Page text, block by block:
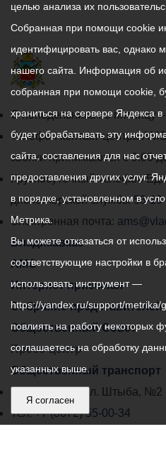
График
работы
администрации
местного
самоуправления
города
Владикавказ:
С понедельника по пятницу
Телефон контакт-центра
звонки принимаются с 9:00
Круглосуточный телефон
диспетчерской службы53-
Электронная почта:
Владикавказ
АМС
Интернет приемная
Собрание представителей
Общественный Совет
Пресс-центр
Общественный транспорт
Владикавказ, пл. Штыба, №2
Тел:+7 (8672) 55-00-34
целью анализа их
Собранная при помощи cookie
идентифицировать вас, однако
нашего сайта. Информация об
собранная при помощи cookie,
храниться на сервере Яндекса
будет обрабатывать эту
сайта, составления для нас
предоставления других услуг.
в порядке, установленном в
Метрика.
Вы можете отказаться от
соответствующие настройки в
использовать инструмент —
https://yandex.ru/support/
повлиять на работу некоторых
соглашаетесь на обработку
указанных выше.
Я согласен